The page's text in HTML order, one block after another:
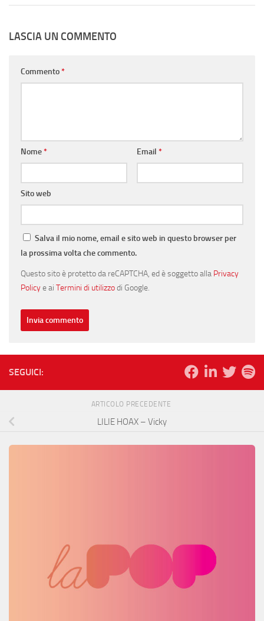
LASCIA UN COMMENTO
Commento*
Nome* Email *
Sito web
Salva il mio nome, email e sito web in questo browser per
la prossima volta che commento.
Questo sito è protetto da reCAPTCHA, ed è soggetto alla Privacy
Policye ai Termini di utilizzodi Google.
SEGUICI:
ARTICOLO PRECEDENTE
LILIE HOAX – Vicky